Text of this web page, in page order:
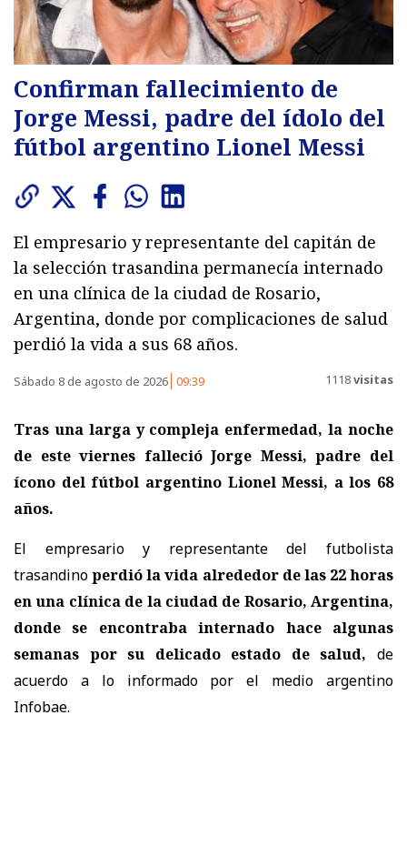
Confirman fallecimiento de
Jorge Messi, padre del ídolo del
fútbol argentino Lionel Messi
El empresario y representante del capitán de
la selección trasandina permanecía internado
en una clínica de la ciudad de Rosario,
Argentina, donde por complicaciones de salud
perdió la vida a sus 68 años.
Sábado 8 de agosto de 2026 09:39 1118visitas
Tras una larga y compleja enfermedad, la noche
de este viernes falleció Jorge Messi, padre del
ícono del fútbol argentino Lionel Messi, a los 68
años.
El empresario y representante del futbolista
trasandinoperdió la vida alrededor de las 22 horas
en una clínica de la ciudad de Rosario, Argentina,
donde se encontraba internado hace algunas
semanas por su delicado estado de salud, de
acuerdo a lo informado por el medio argentino
Infobae.